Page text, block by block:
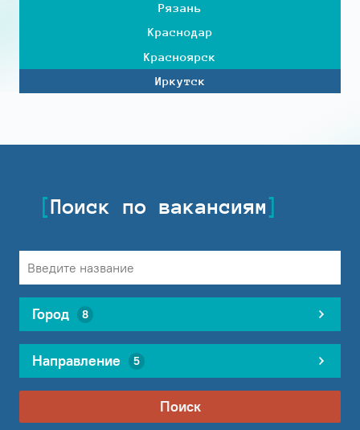
Рязань
Краснодар
Красноярск
Иркутск
Поиск по вакансиям
Город 8
Направление 5
Поиск